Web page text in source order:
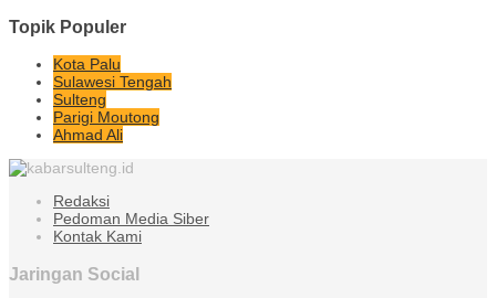
Topik Populer
Kota Palu
Sulawesi Tengah
Sulteng
Parigi Moutong
Ahmad Ali
Redaksi
Pedoman Media Siber
Kontak Kami
Jaringan Social